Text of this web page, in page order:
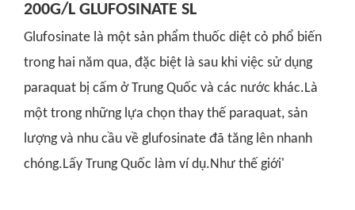
200G/L GLUFOSINATE SL
Glufosinate là một sản phẩm thuốc diệt cỏ phổ biến
trong hai năm qua, đặc biệt là sau khi việc sử dụng
paraquat bị cấm ở Trung Quốc và các nước khác.Là
một trong những lựa chọn thay thế paraquat, sản
lượng và nhu cầu về glufosinate đã tăng lên nhanh
chóng.Lấy Trung Quốc làm ví dụ.Như thế giới'